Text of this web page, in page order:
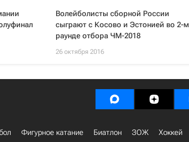
Волейболисты сборной России
сыграют с Косово и Эстонией во 2-м
раунде отбора ЧМ-2018
26 октября 2016
Фигурное катание Биатлон ЗОЖ Хоккей